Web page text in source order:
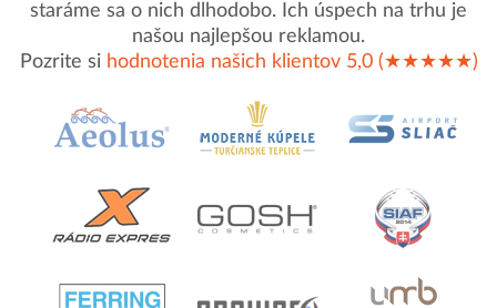
staráme sa o nich dlhodobo. Ich úspech na trhu je
našou najlepšou reklamou.
Pozrite si hodnotenia našich klientov 5,0 (★★★★★)